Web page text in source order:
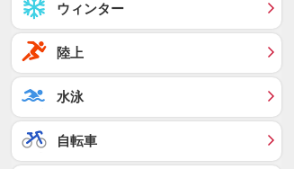
ウィンター
陸上
水泳
自転車